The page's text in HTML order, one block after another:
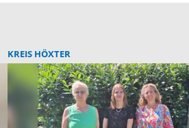
KREIS HÖXTER